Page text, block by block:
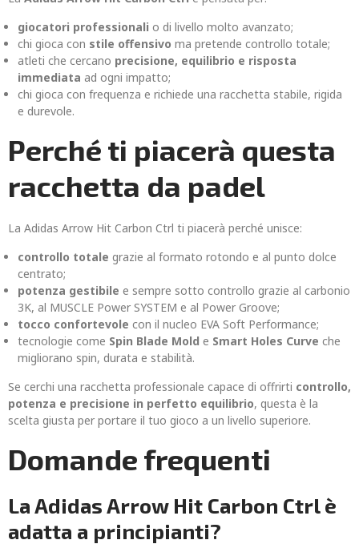
giocatori professionali o di livello molto avanzato;
chi gioca con stile offensivo ma pretende controllo totale;
atleti che cercano precisione, equilibrio e risposta
immediata ad ogni impatto;
chi gioca con frequenza e richiede una racchetta stabile, rigida
e durevole.
Perché ti piacerà questa
racchetta da padel
La Adidas Arrow Hit Carbon Ctrl ti piacerà perché unisce:
controllo totale grazie al formato rotondo e al punto dolce
centrato;
potenza gestibile e sempre sotto controllo grazie al carbonio
3K, al MUSCLE Power SYSTEM e al Power Groove;
tocco confortevole con il nucleo EVA Soft Performance;
tecnologie come Spin Blade Mold e Smart Holes Curve che
migliorano spin, durata e stabilità.
Se cerchi una racchetta professionale capace di offrirti controllo,
potenza e precisione in perfetto equilibrio, questa è la
scelta giusta per portare il tuo gioco a un livello superiore.
Domande frequenti
La Adidas Arrow Hit Carbon Ctrl è
adatta a principianti?